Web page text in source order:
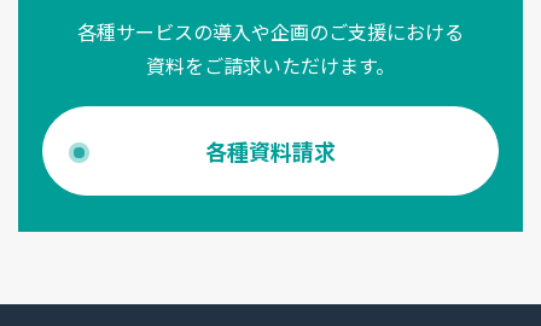
各種サービスの導入や企画のご支援における
資料をご請求いただけます。
各種資料請求